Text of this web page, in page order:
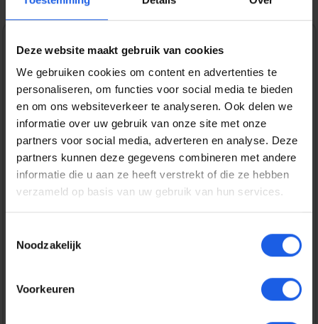
Deze website maakt gebruik van cookies
We gebruiken cookies om content en advertenties te
personaliseren, om functies voor social media te bieden
en om ons websiteverkeer te analyseren. Ook delen we
informatie over uw gebruik van onze site met onze
partners voor social media, adverteren en analyse. Deze
partners kunnen deze gegevens combineren met andere
informatie die u aan ze heeft verstrekt of die ze hebben
verzameld op basis van uw gebruik van hun services.
Noodzakelijk
Voorkeuren
1-2-3 deal
Verkoopprijs:
€ 7,99 Normale prijs:
€ 9,99 (20.02% bespaard)
Prijzen incl. BTW en excl. verzendkosten
Bestel nu
BeHello